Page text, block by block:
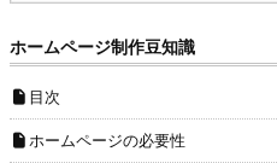
ホームページ制作豆知識
目次
ホームページの必要性